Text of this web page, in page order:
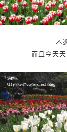
不
而且今天